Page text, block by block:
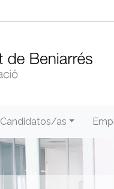
Candidatos/as